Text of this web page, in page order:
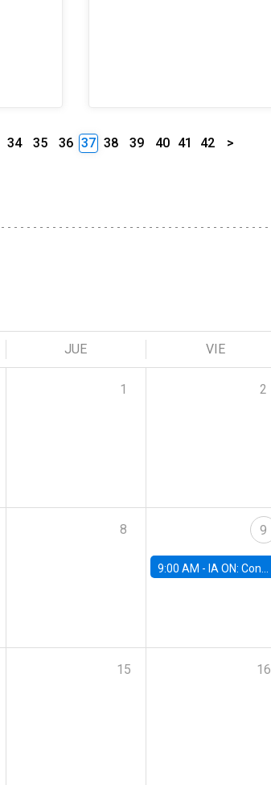
34 35 36 37 38 39 40 41 42 >
JUE VIE
1 2
8 9
9:00 AM - IA ON: Conocimiento y Negocios en Modo Futuro.
15 16